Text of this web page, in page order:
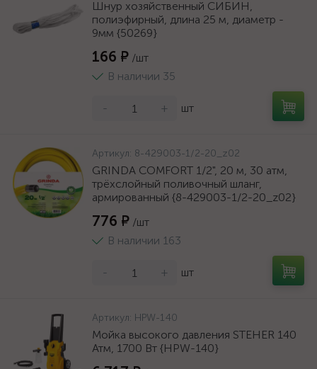
Шнур хозяйственный СИБИН,
полиэфирный, длина 25 м, диаметр -
9мм {50269}
166 ₽ /шт
В наличии 35
- + шт
Артикул: 8-429003-1/2-20_z02
GRINDA COMFORT 1/2", 20 м, 30 атм,
трёхслойный поливочный шланг,
армированный {8-429003-1/2-20_z02}
776 ₽ /шт
В наличии 163
- + шт
Артикул: HPW-140
Мойка высокого давления STEHER 140
Атм, 1700 Вт {HPW-140}